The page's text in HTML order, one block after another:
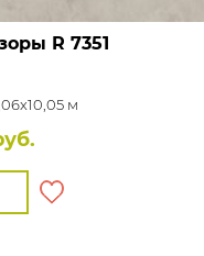
R 7351
м